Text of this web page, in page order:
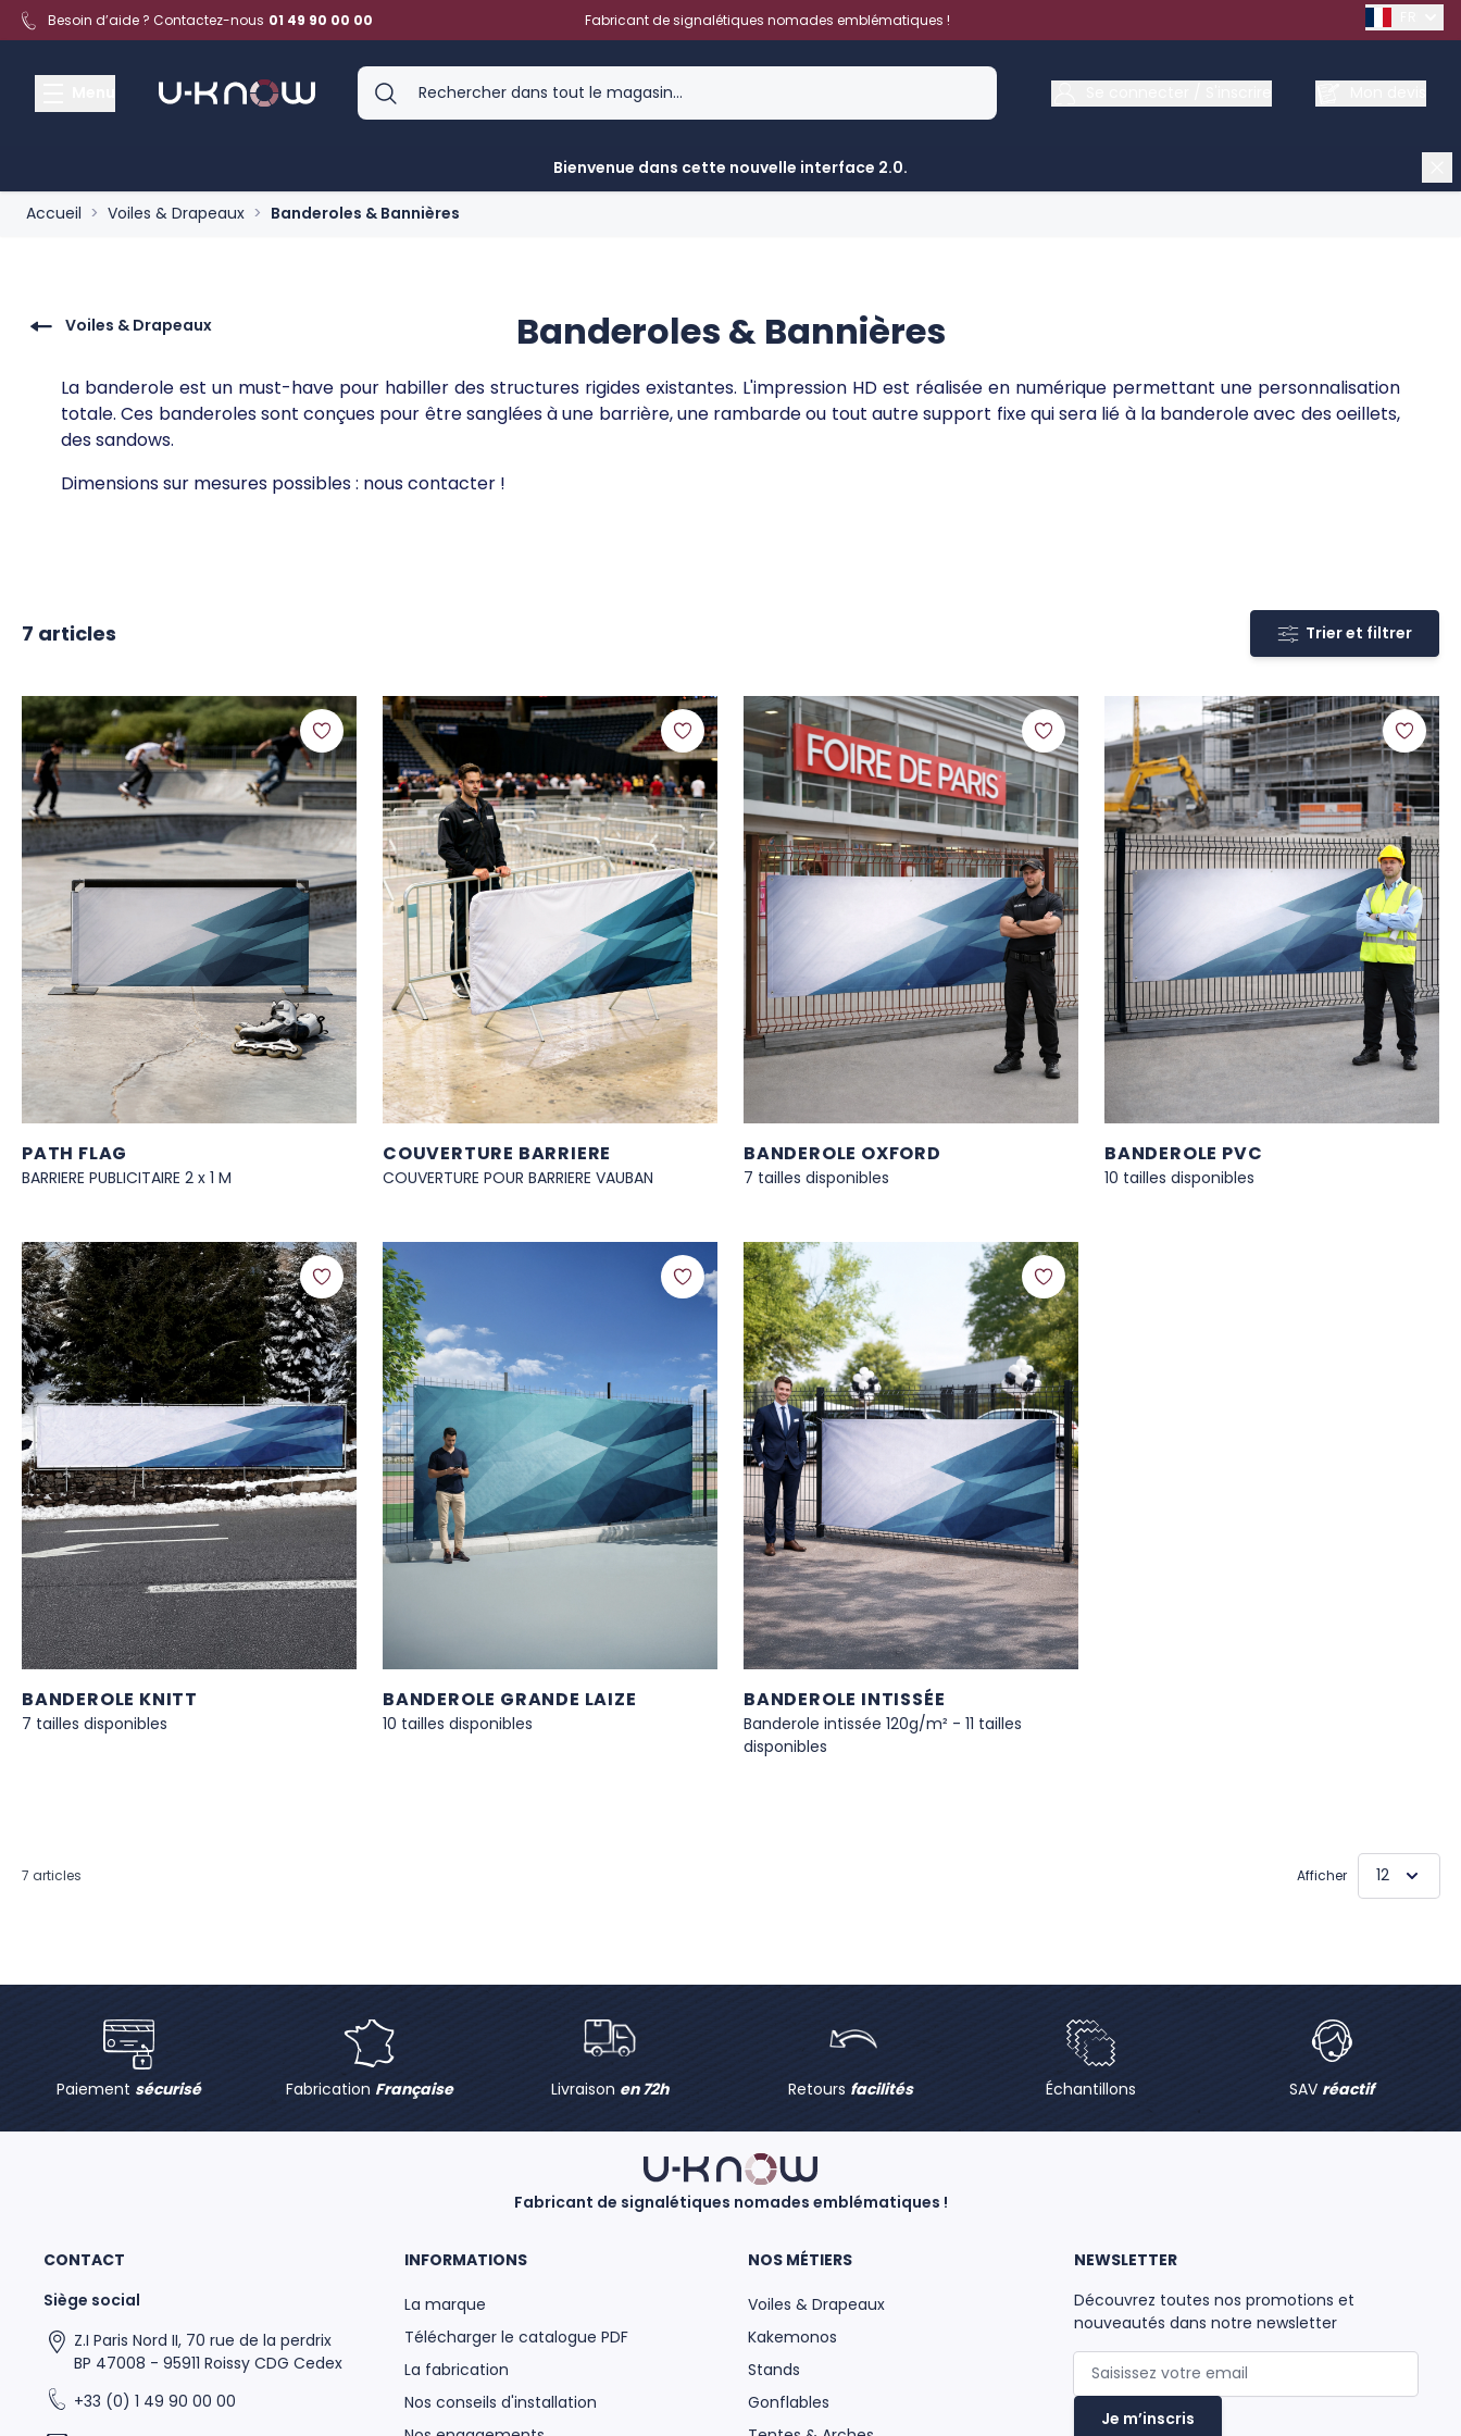
Aller au contenu
Besoin d’aide ? Contactez-nous 01 49 90 00 00 Fabricant de signalétiques nomades emblématiques !
Bienvenue dans cette nouvelle interface 2.0.
Accueil > Voiles & Drapeaux > Banderoles & Bannières
Voiles & Drapeaux Banderoles & Bannières
La banderole est un must-have pour habiller des structures rigides existantes. L'impression HD est réalisée en numérique permettant une personnalisation
totale. Ces banderoles sont conçues pour être sanglées à une barrière, une rambarde ou tout autre support fixe qui sera lié à la banderole avec des oeillets,
des sandows.
Dimensions sur mesures possibles : nous contacter !
7 articles Trier et filtrer
PATH FLAG
BARRIERE PUBLICITAIRE 2 x 1 M
COUVERTURE BARRIERE
COUVERTURE POUR BARRIERE VAUBAN
BANDEROLE OXFORD
7 tailles disponibles
BANDEROLE PVC
10 tailles disponibles
BANDEROLE KNITT
7 tailles disponibles
BANDEROLE GRANDE LAIZE
10 tailles disponibles
BANDEROLE INTISSÉE
Banderole intissée 120g/m² - 11 tailles
disponibles
7 articles Afficher
Paiement sécurisé Fabrication Française Livraison en 72h Retours facilités Échantillons SAV réactif
Fabricant de signalétiques nomades emblématiques !
CONTACT
Siège social
Z.I Paris Nord II, 70 rue de la perdrix
BP 47008 - 95911 Roissy CDG Cedex
+33 (0) 1 49 90 00 00
INFORMATIONS
La marque
Télécharger le catalogue PDF
La fabrication
Nos conseils d'installation
NOS MÉTIERS
Voiles & Drapeaux
Kakemonos
Stands
Gonflables
NEWSLETTER
Découvrez toutes nos promotions et
nouveautés dans notre newsletter
Adresse mail
Je m’inscris